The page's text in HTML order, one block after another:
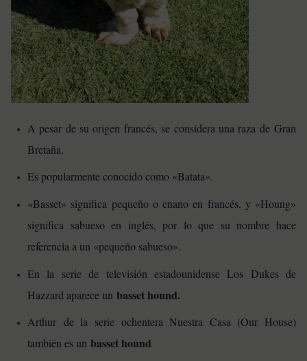
A pesar de su origen francés, se considera una raza de Gran
Bretaña.
Es popularmente conocido como «Batata».
«Basset» significa pequeño o enano en francés, y «Houng»
significa sabueso en inglés, por lo que su nombre hace
referencia a un «pequeño sabueso».
En la serie de televisión estadounidense Los Dukes de
Hazzard aparece un basset hound.
Arthur de la serie ochentera Nuestra Casa (Our House)
también es un basset hound